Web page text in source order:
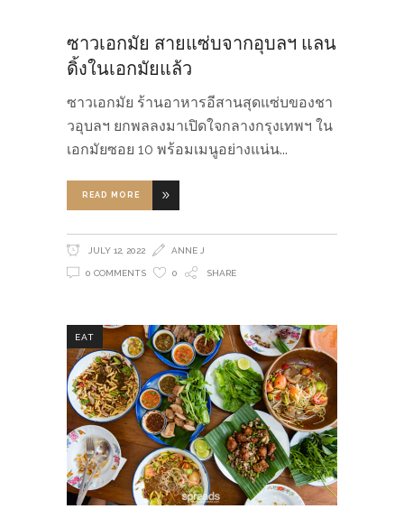
ซาวเอกมัย สายแซ่บจากอุบลฯ แลน
ดิ้งในเอกมัยแล้ว
ซาวเอกมัย ร้านอาหารอีสานสุดแซ่บของชา
วอุบลฯ ยกพลลงมาเปิดใจกลางกรุงเทพฯ ใน
เอกมัยซอย 10 พร้อมเมนูอย่างแน่น
READ MORE
JULY 12, 2022 ANNE J
0 COMMENTS 0 SHARE
EAT